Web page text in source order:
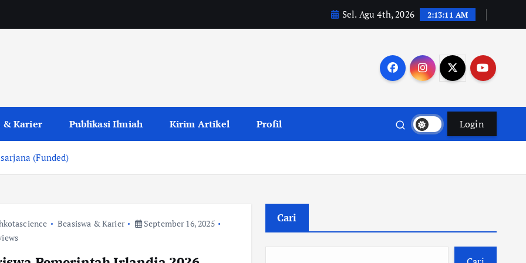
Sel. Agu 4th, 2026 2:13:11 AM
& Karier Publikasi Ilmiah Kirim Artikel Profil Login
(Funded)
Beasiswa & Karier
September 16, 2025
Cari